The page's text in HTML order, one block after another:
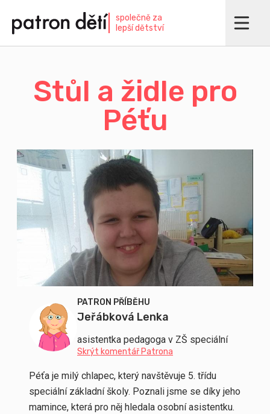
hlavnímu
obsahu
společně za
lepší dětství
Stůl a židle pro
Péťu
PATRON PŘÍBĚHU
Jeřábková Lenka
asistentka pedagoga v ZŠ speciální
Skrýt komentář Patrona
Péťa je milý chlapec, který navštěvuje 5. třídu
speciální základní školy. Poznali jsme se díky jeho
mamince, která pro něj hledala osobní asistentku.